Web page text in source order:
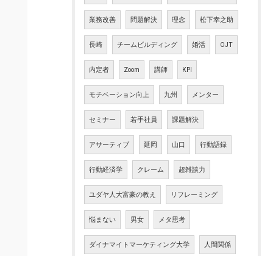
業務改善 問題解決 理念 松下幸之助
長崎 チームビルディング 婚活 OJT
内定者 Zoom 講師 KPI
モチベーション向上 九州 メンター
セミナー 若手社員 課題解決
アサーティブ 延岡 山口 行動語録
行動経済学 クレーム 超雑談力
ユダヤ人大富豪の教え リフレーミング
悩まない 男女 メタ思考
ダイナマイトマーケティング大学 人間関係